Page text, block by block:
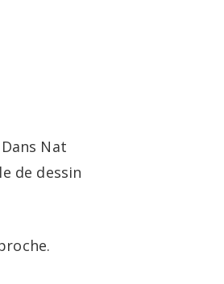
Nat
de dessin